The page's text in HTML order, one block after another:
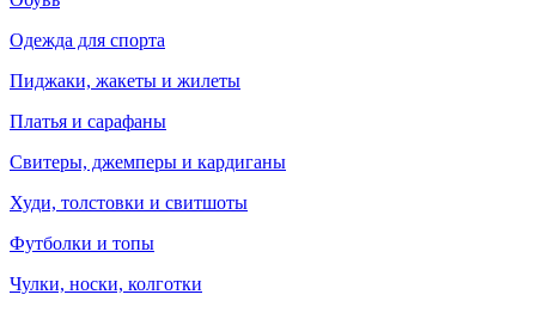
Одежда для спорта
Пиджаки, жакеты и жилеты
Платья и сарафаны
Свитеры, джемперы и кардиганы
Худи, толстовки и свитшоты
Футболки и топы
Чулки, носки, колготки